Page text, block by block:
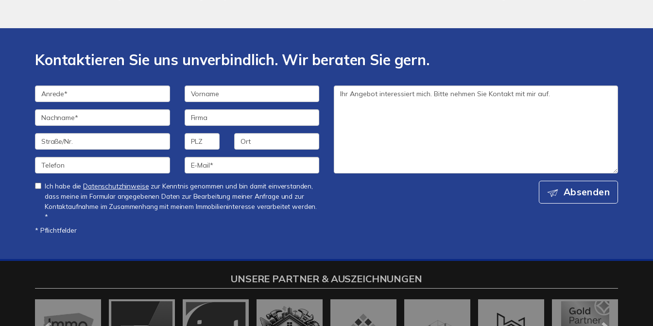
Kontaktieren Sie uns unverbindlich. Wir beraten Sie gern.
Ich habe dieDatenschutzhinweise zur Kenntnis genommen und bin damit einverstanden,
dass meine im Formular angegebenen Daten zur Bearbeitung meiner Anfrage und zur
Kontaktaufnahme im Zusammenhang mit meinem Immobilieninteresse verarbeitet werden.
*
* Pflichtfelder
Absenden
UNSERE PARTNER & AUSZEICHNUNGEN